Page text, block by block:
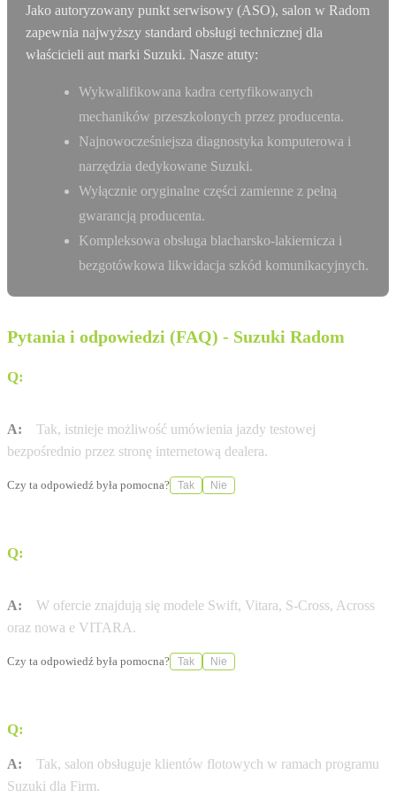
Jako autoryzowany punkt serwisowy (ASO), salon w Radom
zapewnia najwyższy standard obsługi technicznej dla
właścicieli aut marki Suzuki. Nasze atuty:
Wykwalifikowana kadra certyfikowanych
mechaników przeszkolonych przez producenta.
Najnowocześniejsza diagnostyka komputerowa i
narzędzia dedykowane Suzuki.
Wyłącznie oryginalne części zamienne z pełną
gwarancją producenta.
Kompleksowa obsługa blacharsko-lakiernicza i
bezgotówkowa likwidacja szkód komunikacyjnych.
Pytania i odpowiedzi (FAQ) - Suzuki Radom
Q:
A:
Tak, istnieje możliwość umówienia jazdy testowej
bezpośrednio przez stronę internetową dealera.
Czy ta odpowiedź była pomocna? Tak Nie
Q:
A:
W ofercie znajdują się modele Swift, Vitara, S-Cross, Across
oraz nowa e VITARA.
Czy ta odpowiedź była pomocna? Tak Nie
Q:
A:
Tak, salon obsługuje klientów flotowych w ramach programu
Suzuki dla Firm.